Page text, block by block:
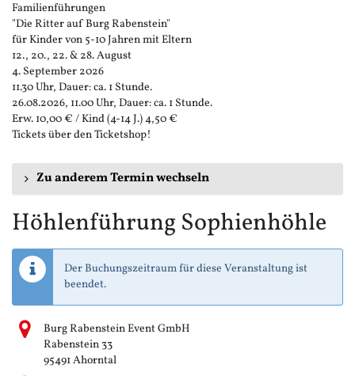
Familienführungen
"Die Ritter auf Burg Rabenstein"
für Kinder von 5-10 Jahren mit Eltern
12., 20., 22. & 28. August
4. September 2026
11.30 Uhr, Dauer: ca. 1 Stunde.
26.08.2026, 11.00 Uhr, Dauer: ca. 1 Stunde.
Erw. 10,00 € / Kind (4-14 J.) 4,50 €
Tickets über den Ticketshop!
Zu anderem Termin wechseln
Höhlenführung Sophienhöhle
Der Buchungszeitraum für diese Veranstaltung ist
beendet.
Burg Rabenstein Event GmbH
Rabenstein 33
95491 Ahorntal